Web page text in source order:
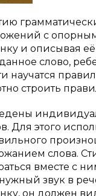
с
и описывая
слово,
строить
Для этого
слова.
вместе с
звук в
он должен